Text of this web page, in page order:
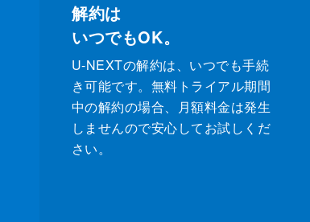
解約は
いつでもOK。
U-NEXTの解約は、いつでも手続
き可能です。無料トライアル期間
中の解約の場合、月額料金は発生
しませんので安心してお試しくだ
さい。